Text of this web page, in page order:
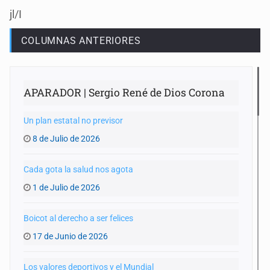
jl/I
COLUMNAS ANTERIORES
APARADOR | Sergio René de Dios Corona
Un plan estatal no previsor
8 de Julio de 2026
Cada gota la salud nos agota
1 de Julio de 2026
Boicot al derecho a ser felices
17 de Junio de 2026
Los valores deportivos y el Mundial